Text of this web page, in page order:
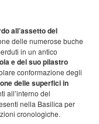
all’assetto del
delle numerose buche
in un antico
e del suo pilastro
conformazione degli
delle superfici in
all’interno del
nella Basilica per
cronologiche.